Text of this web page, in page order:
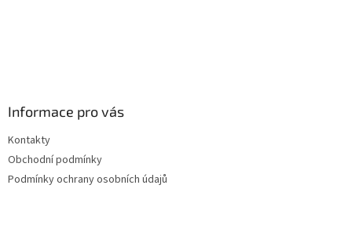
Informace pro vás
Kontakty
Obchodní podmínky
Podmínky ochrany osobních údajů